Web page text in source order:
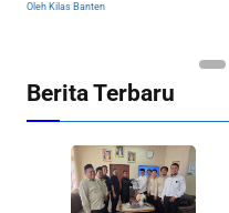
Oleh Kilas Banten
Berita Terbaru